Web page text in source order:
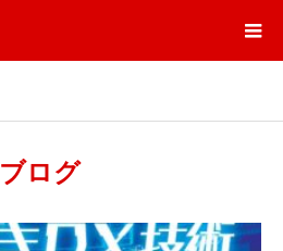
ブログ